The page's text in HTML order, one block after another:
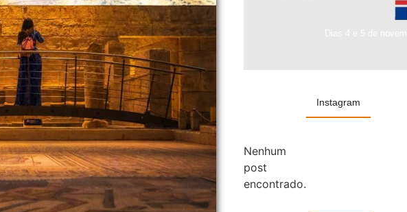
Instagram
Nenhum
post
encontrado.